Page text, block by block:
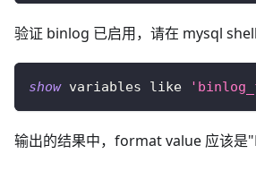
验证 binlog 已启用，请在 mysql
show variables like
输出的结果中，format value 应该是